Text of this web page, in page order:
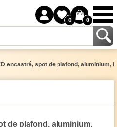
0 0
encastré, spot de plafond, aluminium,
de plafond, aluminium,